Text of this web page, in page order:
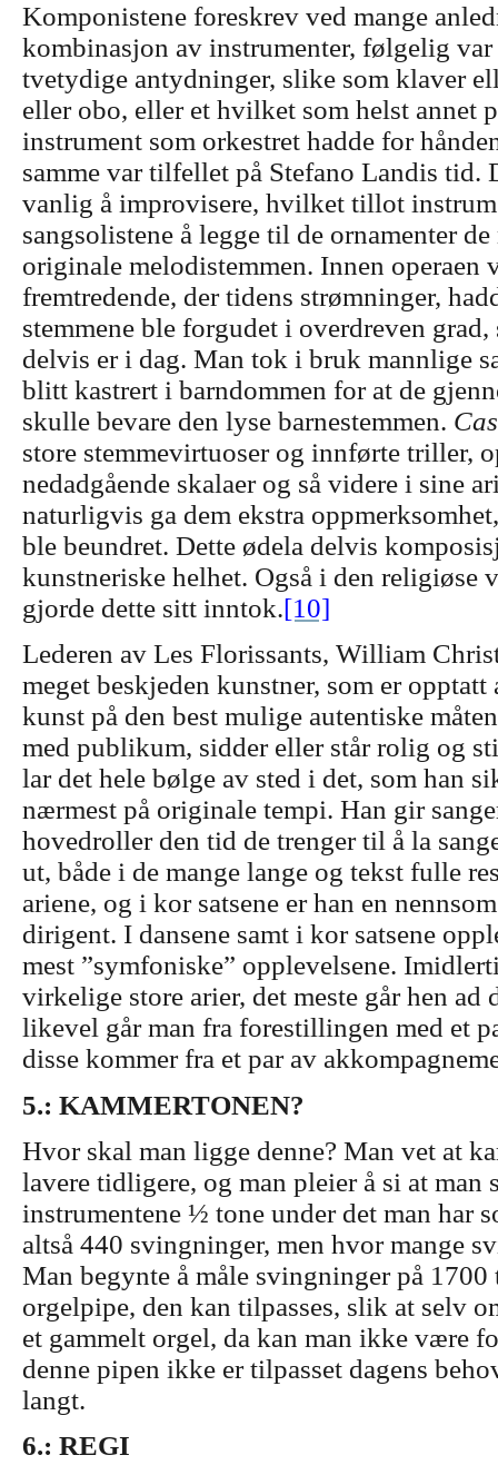
Komponistene foreskrev ved mange
kombinasjon av instrumenter, følgelig
tvetydige antydninger, slike som klaver
eller obo, eller et hvilket som helst annet
instrument som orkestret hadde for
samme var tilfellet på Stefano Landis tid.
vanlig å improvisere, hvilket tillot
sangsolistene å legge til de ornamenter
originale melodistemmen. Innen operaen
fremtredende, der tidens strømninger,
stemmene ble forgudet i overdreven
delvis er i dag. Man tok i bruk mannlige
blitt kastrert i barndommen for at de
skulle bevare den lyse barnestemmen.
store stemmevirtuoser og innførte triller,
nedadgående skalaer og så videre i sine
naturligvis ga dem ekstra
ble beundret. Dette ødela delvis
kunstneriske helhet. Også i den religiøse
gjorde dette sitt inntok.[10]
Lederen av Les Florissants, William
meget beskjeden kunstner, som er opptatt
kunst på den best mulige autentiske
med publikum, sidder eller står rolig og
lar det hele bølge av sted i det, som han
nærmest på originale tempi. Han gir
hovedroller den tid de trenger til å la
ut, både i de mange lange og tekst fulle
ariene, og i kor satsene er han en
dirigent. I dansene samt i kor satsene
mest ”symfoniske” opplevelsene.
virkelige store arier, det meste går hen ad
likevel går man fra forestillingen med et
disse kommer fra et par av
5.: KAMMERTONEN?
Hvor skal man ligge denne? Man vet at
lavere tidligere, og man pleier å si at man
instrumentene ½ tone under det man har
altså 440 svingninger, men hvor mange
Man begynte å måle svingninger på 1700
orgelpipe, den kan tilpasses, slik at selv
et gammelt orgel, da kan man ikke være
denne pipen ikke er tilpasset dagens
langt.
6.: REGI